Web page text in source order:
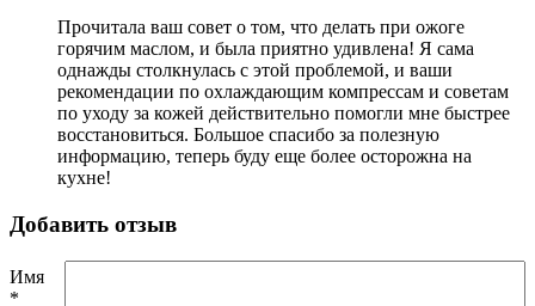
Прочитала ваш совет о том, что делать при ожоге
горячим маслом, и была приятно удивлена! Я сама
однажды столкнулась с этой проблемой, и ваши
рекомендации по охлаждающим компрессам и советам
по уходу за кожей действительно помогли мне быстрее
восстановиться. Большое спасибо за полезную
информацию, теперь буду еще более осторожна на
кухне!
Добавить отзыв
Имя
*